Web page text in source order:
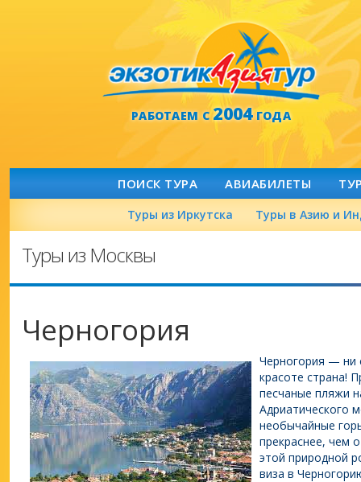
РАБОТАЕМ С2004ГОДА
ПОИСК ТУРА АВИАБИЛЕТЫ
Туры из Иркутска Туры в Азию и
Туры из Москвы
Черногория
Черногория — ни
красоте страна!
песчаные пляжи
Адриатического
необычайные
прекраснее, чем
этой природной
виза в